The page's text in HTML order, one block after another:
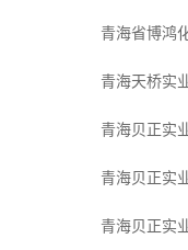
青海省博鸿
青海天桥实
青海贝正实
青海贝正实
青海贝正实